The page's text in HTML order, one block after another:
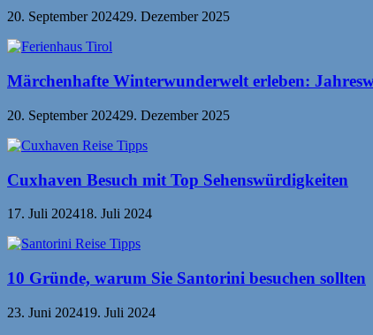
20. September 202429. Dezember 2025
Märchenhafte Winterwunderwelt erleben:
20. September 202429. Dezember 2025
Cuxhaven Besuch mit Top Sehenswürdigkeiten
17. Juli 202418. Juli 2024
10 Gründe, warum Sie Santorini besuchen sollten
23. Juni 202419. Juli 2024